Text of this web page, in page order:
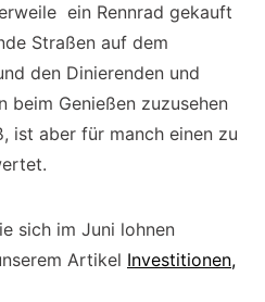
ein Rennrad gekauft
Straßen auf dem
den Dinierenden und
beim Genießen zuzusehen
ist aber für manch einen zu
sich im Juni lohnen
Artikel Investitionen,